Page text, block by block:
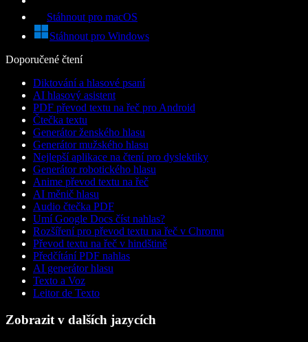
Stáhnout pro macOS
Stáhnout pro Windows
Doporučené čtení
Diktování a hlasové psaní
AI hlasový asistent
PDF převod textu na řeč pro Android
Čtečka textu
Generátor ženského hlasu
Generátor mužského hlasu
Nejlepší aplikace na čtení pro dyslektiky
Generátor robotického hlasu
Anime převod textu na řeč
AI měnič hlasu
Audio čtečka PDF
Umí Google Docs číst nahlas?
Rozšíření pro převod textu na řeč v Chromu
Převod textu na řeč v hindštině
Předčítání PDF nahlas
AI generátor hlasu
Texto a Voz
Leitor de Texto
Zobrazit v dalších jazycích